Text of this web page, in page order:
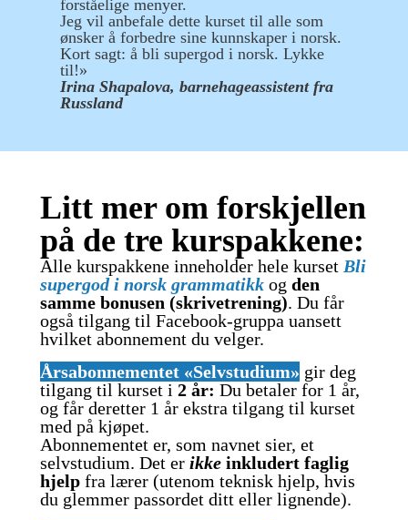
forståelige menyer.
Jeg vil anbefale dette kurset til alle som
ønsker å forbedre sine kunnskaper i norsk.
Kort sagt: å bli supergod i norsk. Lykke
til!»
Irina Shapalova, barnehageassistent fra
Russland
Litt mer om forskjellen
på de tre kurspakkene:
Alle kurspakkene inneholder hele kurset Bli
supergod i norsk grammatikk og den
samme bonusen (skrivetrening). Du får
også tilgang til Facebook-gruppa uansett
hvilket abonnement du velger.
Årsabonnementet «Selvstudium» gir deg
tilgang til kurset i 2 år: Du betaler for 1 år,
og får deretter 1 år ekstra tilgang til kurset
med på kjøpet.
Abonnementet er, som navnet sier, et
selvstudium. Det er ikke inkludert faglig
hjelp fra lærer (utenom teknisk hjelp, hvis
du glemmer passordet ditt eller lignende).